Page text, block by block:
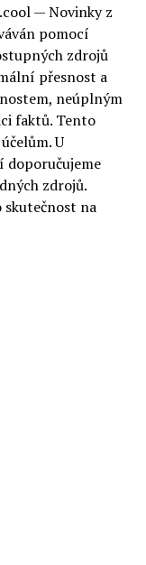
— Novinky z
pomocí
zdrojů
přesnost a
neúplným
faktů. Tento
U
doporučujeme
zdrojů.
na